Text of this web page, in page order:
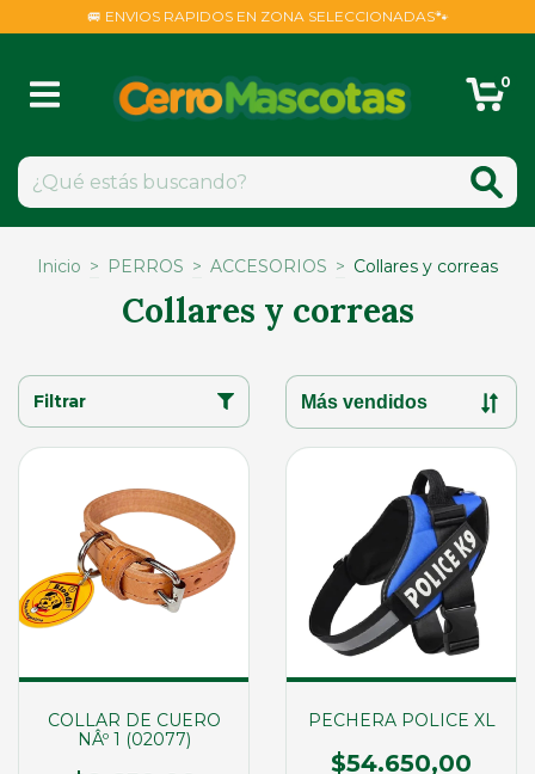
🚐 ENVIOS RAPIDOS EN ZONA SELECCIONADAS🐾
0
Inicio > PERROS > ACCESORIOS > Collares y correas
Collares y correas
Filtrar
COLLAR DE CUERO
NÂº 1 (02077)
PECHERA POLICE XL
$54.650,00